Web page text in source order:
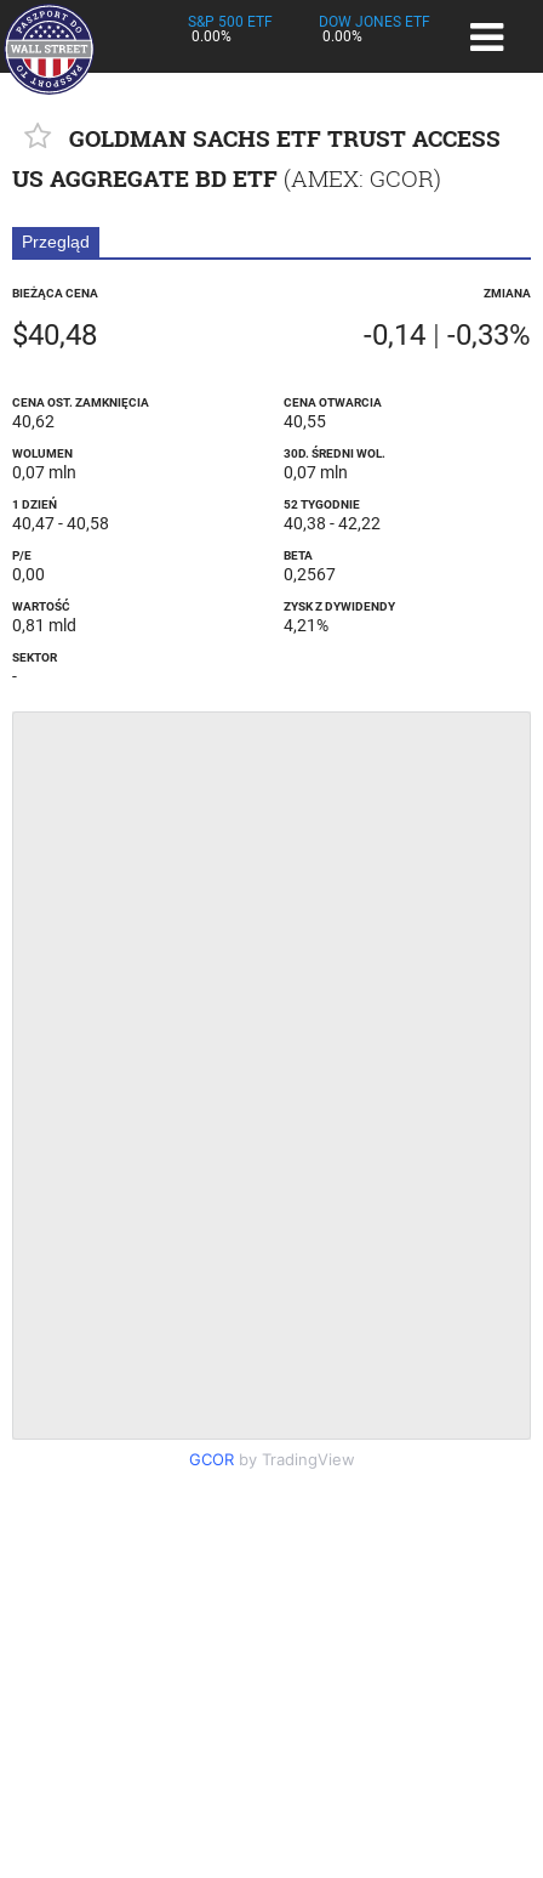
S&P 500 ETF
0.00%
DOW JONES ETF
0.00%
GOLDMAN SACHS ETF TRUST ACCESS
US AGGREGATE BD ETF (AMEX: GCOR)
Przegląd
BIEŻĄCA CENA
$40,48
ZMIANA
-0,14 | -0,33%
CENA OST. ZAMKNIĘCIA
40,62
CENA OTWARCIA
40,55
WOLUMEN
0,07 mln
30D. ŚREDNI WOL.
0,07 mln
1 DZIEŃ
40,47-40,58
52 TYGODNIE
40,38 -42,22
P/E
0,00
BETA
0,2567
WARTOŚĆ
0,81 mld
ZYSK Z DYWIDENDY
4,21%
SEKTOR
-
GCORby TradingView